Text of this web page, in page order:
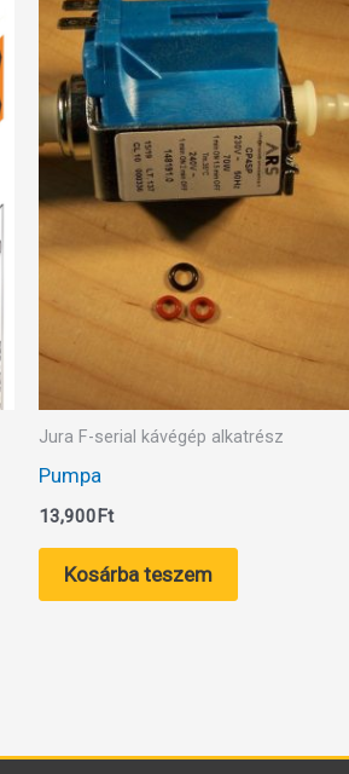
Jura F-serial kávégép alkatrész
Pumpa
13,900Ft
Kosárba teszem